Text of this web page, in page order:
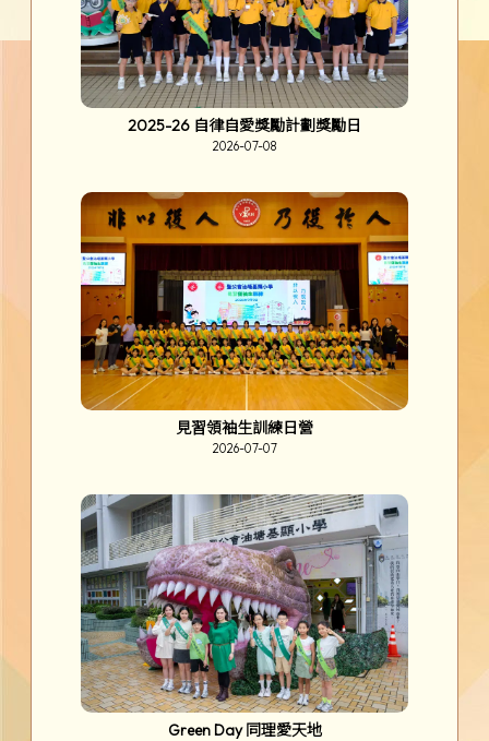
2025-26 自律自愛獎勵計劃獎勵日
2026-07-08
見習領袖生訓練日營
2026-07-07
Green Day 同理愛天地